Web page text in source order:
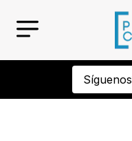
Síguenos